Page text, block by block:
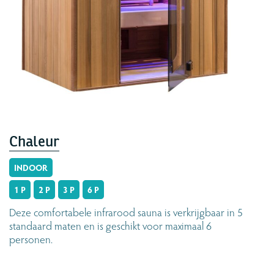
Chaleur
INDOOR
1 P
2 P 3 P 6 P
Deze comfortabele infrarood sauna is verkrijgbaar in 5
standaard maten en is geschikt voor maximaal 6
personen.